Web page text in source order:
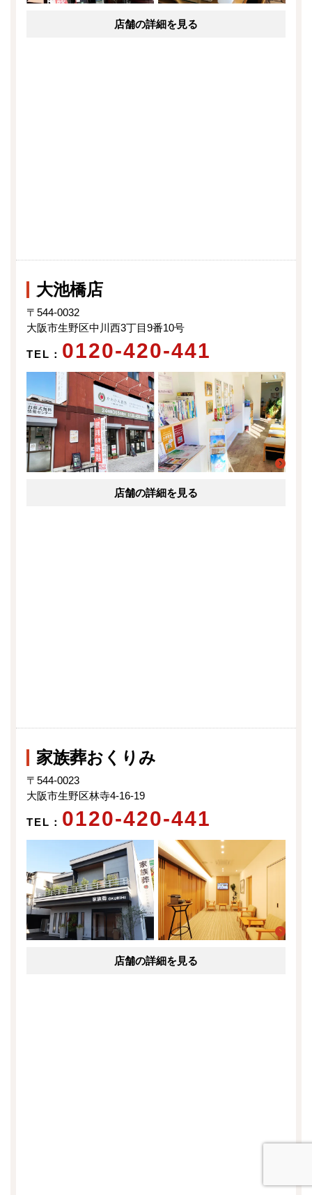
店舗の詳細を見る
大池橋店
〒544-0032
大阪市生野区中川西3丁目9番10号
TEL： 0120-420-441
店舗の詳細を見る
家族葬おくりみ
〒544-0023
大阪市生野区林寺4-16-19
TEL： 0120-420-441
店舗の詳細を見る